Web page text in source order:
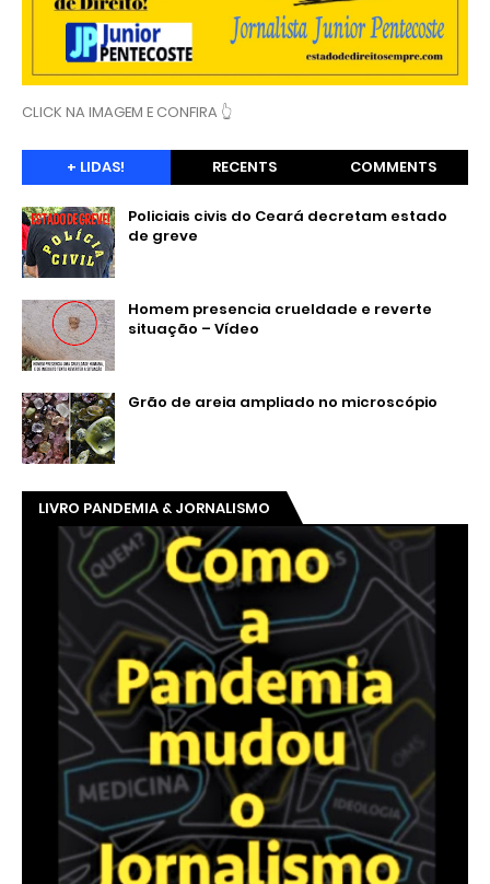
CLICK NA IMAGEM E CONFIRA 👆
+ LIDAS! RECENTS COMMENTS
Policiais civis do Ceará decretam estado
de greve
Homem presencia crueldade e reverte
situação – Vídeo
Grão de areia ampliado no microscópio
LIVRO PANDEMIA & JORNALISMO